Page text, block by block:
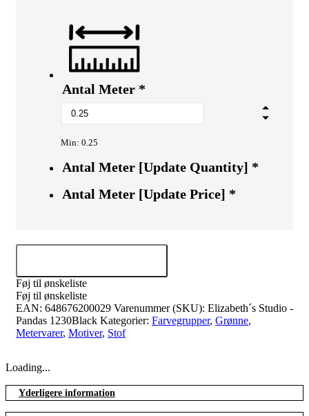
Antal Meter *
Min: 0.25
Antal Meter [Update Quantity] *
Antal Meter [Update Price] *
Føj til ønskeliste
Føj til ønskeliste
EAN: 648676200029 Varenummer (SKU): Elizabeth´s Studio -
Pandas 1230Black Kategorier: Farvegrupper, Grønne,
Metervarer, Motiver, Stof
Loading...
Yderligere information